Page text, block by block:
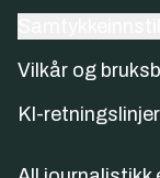
Vilkår og
KI-retningslinjer